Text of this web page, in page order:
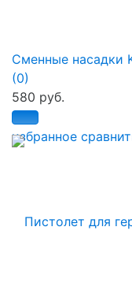
избранное
Сменные насадки
(0)
580 руб.